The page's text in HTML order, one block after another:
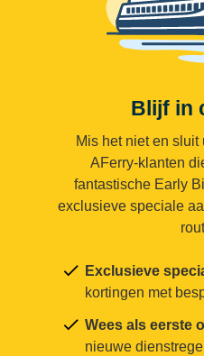
Blijf in
Mis het niet en
AFerry-klanten
fantastische Early
exclusieve speciale
Exclusieve
kortingen met
Wees als eerste
nieuwe